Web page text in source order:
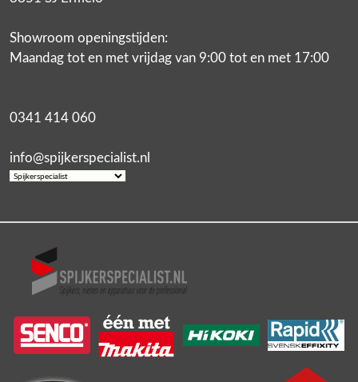
Showroom openingstijden:
Maandag tot en met vrijdag van 9:00 tot en met 17:00
0341 414 060
info@spijkerspecialist.nl